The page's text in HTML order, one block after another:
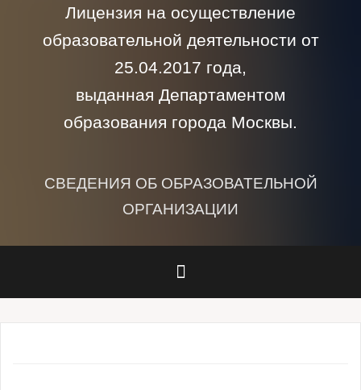
Лицензия на осуществление
образовательной деятельности от
25.04.2017 года,
выданная Департаментом
образования города Москвы.
СВЕДЕНИЯ ОБ ОБРАЗОВАТЕЛЬНОЙ
ОРГАНИЗАЦИИ